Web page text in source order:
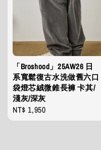
「Broshood」25AW26 日
系寬鬆復古水洗做舊六口
袋燈芯絨微錐長褲 卡其/
淺灰/深灰
Regular
price
NT$ 1,950